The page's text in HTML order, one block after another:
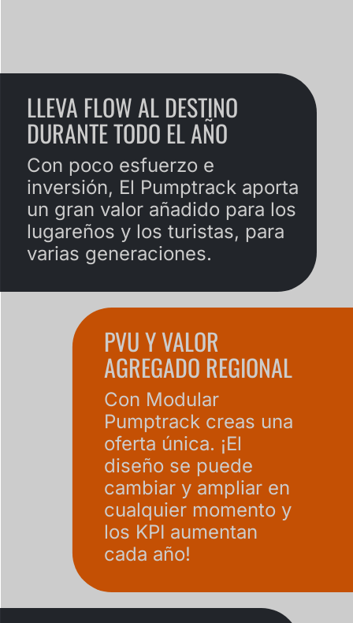
LLEVA FLOW AL DESTINO
DURANTE TODO EL AÑO
Con poco esfuerzo e
inversión, El Pumptrack aporta
un gran valor añadido para los
lugareños y los turistas, para
varias generaciones.
PVU Y VALOR
AGREGADO REGIONAL
Con Modular
Pumptrack creas una
oferta única. ¡El
diseño se puede
cambiar y ampliar en
cualquier momento y
los KPI aumentan
cada año!